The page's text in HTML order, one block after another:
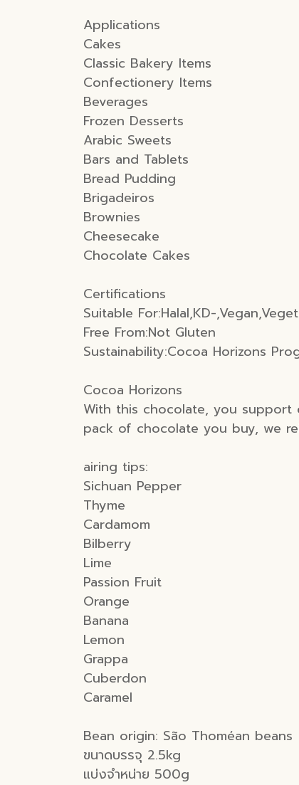
Applications
Cakes
Classic Bakery Items
Confectionery Items
Beverages
Frozen Desserts
Arabic Sweets
Bars and Tablets
Bread Pudding
Brigadeiros
Brownies
Cheesecake
Chocolate Cakes
Certifications
Suitable For:Halal,KD-
Free From:Not Gluten
Sustainability:Cocoa Horizons
Cocoa Horizons
With this chocolate, you support
pack of chocolate you buy, we
airing tips:
Sichuan Pepper
Thyme
Cardamom
Bilberry
Lime
Passion Fruit
Orange
Banana
Lemon
Grappa
Cuberdon
Caramel
Bean origin: São Thoméan beans
ขนาดบรรจุ 2.5kg
แบ่งจำหน่าย 500g